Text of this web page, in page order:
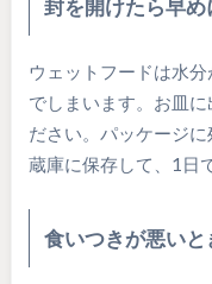
封を開けたら早め
ウェットフードは水
でしまいます。お皿
ださい。パッケージ
蔵庫に保存して、1日
食いつきが悪いと